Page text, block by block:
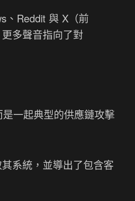
、Reddit 與 X（前
多聲音指向了對
一起典型的供應鏈攻擊
系統，並導出了包含客